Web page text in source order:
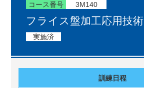
コース番号 3M140
フライス盤加工応用技術
実施済
訓練日程